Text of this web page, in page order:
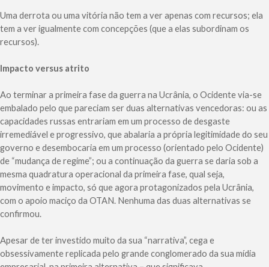
Uma derrota ou uma vitória não tem a ver apenas com recursos; ela
tem a ver igualmente com concepções (que a elas subordinam os
recursos).
Impacto versus atrito
Ao terminar a primeira fase da guerra na Ucrânia, o Ocidente via-se
embalado pelo que pareciam ser duas alternativas vencedoras: ou as
capacidades russas entrariam em um processo de desgaste
irremediável e progressivo, que abalaria a própria legitimidade do seu
governo e desembocaria em um processo (orientado pelo Ocidente)
de “mudança de regime”; ou a continuação da guerra se daria sob a
mesma quadratura operacional da primeira fase, qual seja,
movimento e impacto, só que agora protagonizados pela Ucrânia,
com o apoio maciço da OTAN. Nenhuma das duas alternativas se
confirmou.
Apesar de ter investido muito da sua “narrativa”, cega e
obsessivamente replicada pelo grande conglomerado da sua mídia